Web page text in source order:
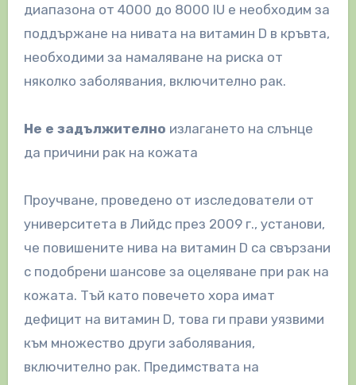
диапазона от 4000 до 8000 IU е необходим за
поддържане на нивата на витамин D в кръвта,
необходими за намаляване на риска от
няколко заболявания, включително рак.
Не е задължително излагането на слънце
да причини рак на кожата
Проучване, проведено от изследователи от
университета в Лийдс през 2009 г., установи,
че повишените нива на витамин D са свързани
с подобрени шансове за оцеляване при рак на
кожата. Тъй като повечето хора имат
дефицит на витамин D, това ги прави уязвими
към множество други заболявания,
включително рак. Предимствата на